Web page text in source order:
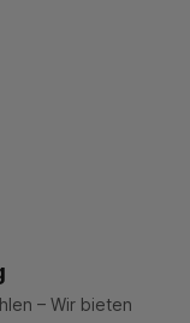
– Wir bieten